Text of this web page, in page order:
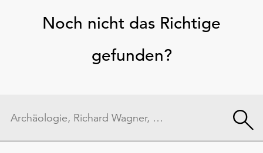
Noch nicht das Richtige
gefunden?